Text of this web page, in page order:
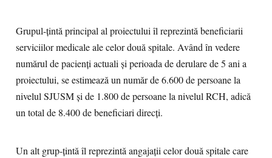
Grupul-țintă principal al proiectului îl reprezintă beneficiarii
serviciilor medicale ale celor două spitale. Având în vedere
numărul de pacienți actuali și perioada de derulare de 5 ani a
proiectului, se estimează un număr de 6.600 de persoane la
nivelul SJUSM și de 1.800 de persoane la nivelul RCH, adică
un total de 8.400 de beneficiari direcți.
Un alt grup-țintă îl reprezintă angajații celor două spitale care